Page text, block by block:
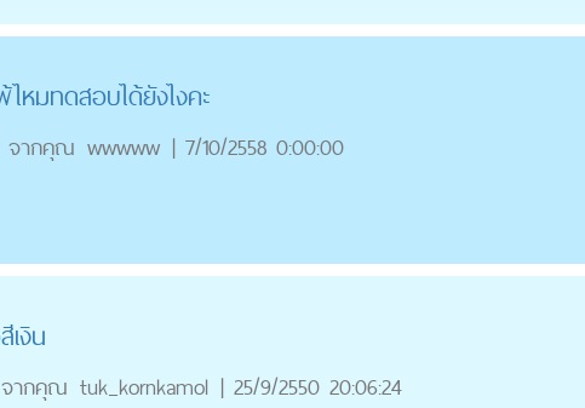
หมทดสอบได้ยังไงคะ
จากคุณ wwwww | 7/10/2558 0:00:00
เงิน
จากคุณ tuk_kornkamol | 25/9/2550 20:06:24